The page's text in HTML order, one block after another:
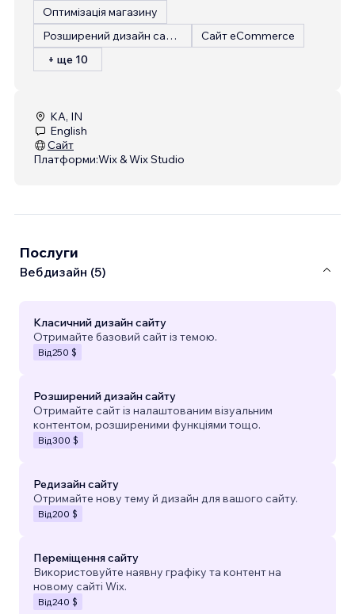
Оптимізація магазину
Розширений дизайн сайту
Сайт eCommerce
+ ще 10
KA, IN
English
Сайт
Платформи:Wix & Wix Studio
Послуги
Вебдизайн (5)
Класичний дизайн сайту
Отримайте базовий сайт із темою.
Від250 $
Розширений дизайн сайту
Отримайте сайт із налаштованим візуальним
контентом, розширеними функціями тощо.
Від300 $
Редизайн сайту
Отримайте нову тему й дизайн для вашого сайту.
Від200 $
Переміщення сайту
Використовуйте наявну графіку та контент на
новому сайті Wix.
Від240 $